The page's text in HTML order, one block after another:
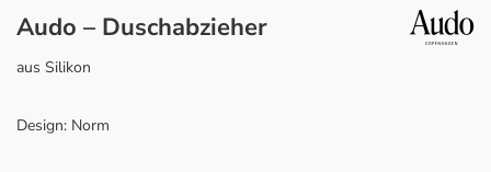
Audo – Duschabzieher
aus Silikon
Design: Norm